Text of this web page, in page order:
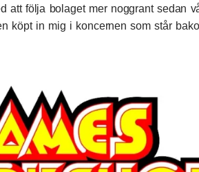
att följa bolaget mer noggrant sedan
köpt in mig i koncernen som står